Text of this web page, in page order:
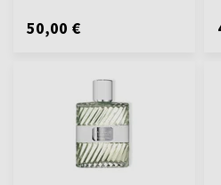
50,00 €